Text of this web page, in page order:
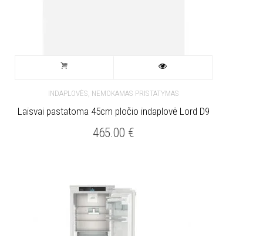
INDAPLOVĖS, NEMOKAMAS PRISTATYMAS
Laisvai pastatoma 45cm pločio indaplovė Lord D9
465.00 €